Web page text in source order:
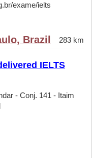
exame/ielts
Brazil 283 km
IELTS
- Conj. 141 - Itaim